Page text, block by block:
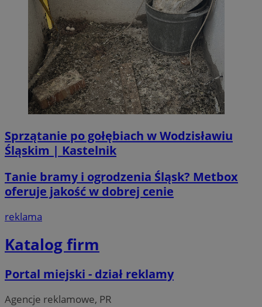
Sprzątanie po gołębiach w Wodzisławiu
Śląskim | Kastelnik
Tanie bramy i ogrodzenia Śląsk? Metbox
oferuje jakość w dobrej cenie
reklama
Katalog firm
Portal miejski - dział reklamy
Agencje reklamowe, PR